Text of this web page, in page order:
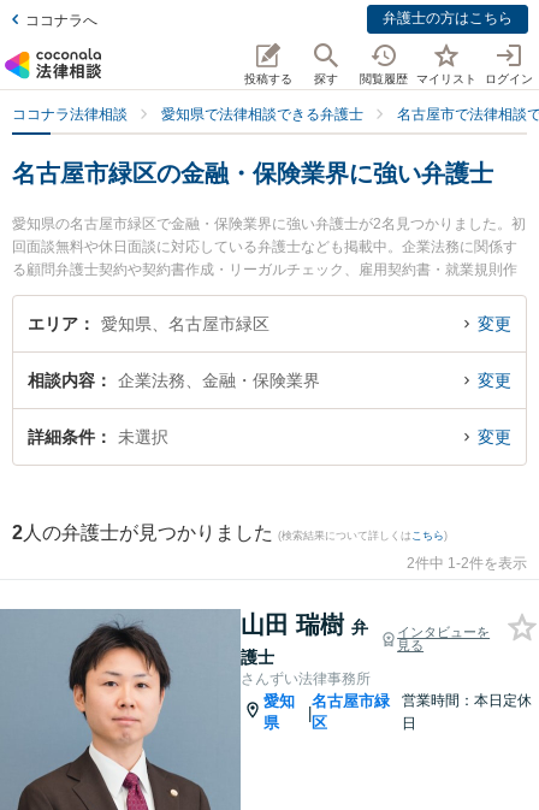
ココナラへ 弁護士の方はこちら
投稿する 探す 閲覧履歴 マイリスト ログイン
ココナラ法律相談 愛知県で法律相談できる弁護士 名古屋市で法律相談
名古屋市緑区の金融・保険業界に強い弁護士
愛知県の名古屋市緑区で金融・保険業界に強い弁護士が2名見つかりました。初
回面談無料や休日面談に対応している弁護士なども掲載中。企業法務に関係す
る顧問弁護士契約や契約書作成・リーガルチェック、雇用契約書・就業規則作
成等の細かな分野での絞り込み検索もでき便利です。特にさんずい法律事務所
の山田 瑞樹弁護士や徳重法律事務所の杉山 清弁護士のプロフィール情報や弁護
界のトラブル解決の実績豊富な近くの弁護士を検索したい』『初回相談無料で
金融・保険業界を法律相談できる名古屋市緑区内の弁護士に相談予約したい』
などでお困りの相談者さんにおすすめです。
エリア 愛知県、名古屋市緑区 変更
相談内容 企業法務、金融・保険業界 変更
詳細条件 未選択 変更
2 人の弁護士が見つかりました (検索結果について詳しくは こちら)
2件中 1-2件を表示
山田 瑞樹 弁
護士
インタビューを
見る
さんずい法律事務所
愛知
県
|
名古屋市緑
区
営業時間：本日定休
日